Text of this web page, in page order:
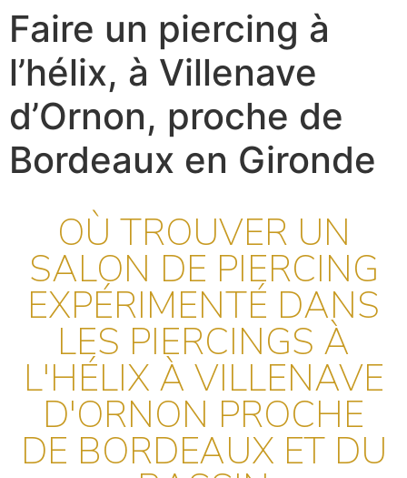
Faire un piercing à
l’hélix, à Villenave
d’Ornon, proche de
Bordeaux en Gironde
OÙ TROUVER UN
SALON DE PIERCING
EXPÉRIMENTÉ DANS
LES PIERCINGS À
L'HÉLIX À VILLENAVE
D'ORNON PROCHE
DE BORDEAUX ET DU